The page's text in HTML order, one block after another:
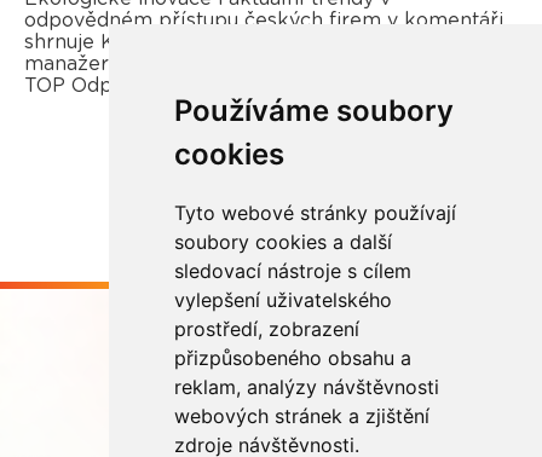
Používáme soubory
cookies
Tyto webové stránky používají
soubory cookies a další
sledovací nástroje s cílem
vylepšení uživatelského
prostředí, zobrazení
přizpůsobeného obsahu a
reklam, analýzy návštěvnosti
webových stránek a zjištění
zdroje návštěvnosti.
odpovědném přístupu českých firem v komentáři
shrnuje Kateřina Opletal Průchová, regionální
manažerka REMA Systém a porotkyně soutěže
TOP Odpovědná firma.
Buďme ve spojení